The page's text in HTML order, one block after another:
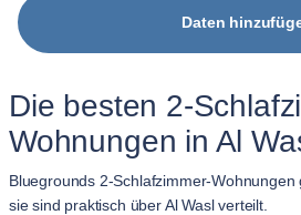
Daten
Die besten 2-
Wohnungen in Al
Bluegrounds 2-Schlafzimmer-
sie sind praktisch über Al Wasl verteilt.